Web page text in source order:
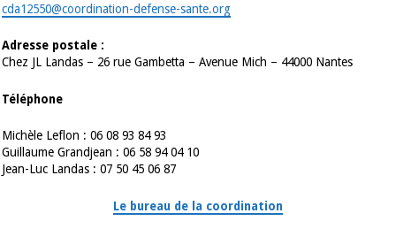
cda12550@coordination-defense-sante.org
Adresse postale :
Chez JL Landas – 26 rue Gambetta – Avenue Mich – 44000 Nantes
Téléphone
Michèle Leflon : 06 08 93 84 93
Guillaume Grandjean : 06 58 94 04 10
Jean-Luc Landas : 07 50 45 06 87
Le bureau de la coordination